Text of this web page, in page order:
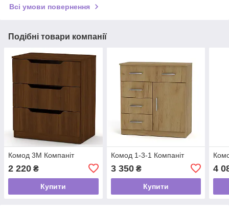
Всі умови повернення
Подібні товари компанії
Комод 3М Компаніт
2 220 ₴
Купити
Комод 1-3-1 Компаніт
3 350₴
Купити
4